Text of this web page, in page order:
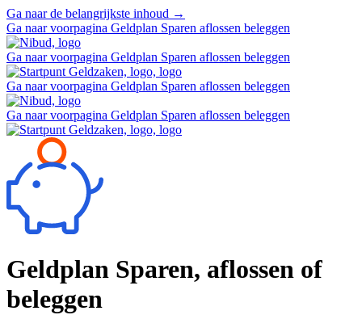
Ga naar de belangrijkste inhoud →
Ga naar voorpagina Geldplan Sparen aflossen beleggen
Ga naar voorpagina Geldplan Sparen aflossen beleggen
Ga naar voorpagina Geldplan Sparen aflossen beleggen
Ga naar voorpagina Geldplan Sparen aflossen beleggen
Geldplan Sparen, aflossen of
beleggen